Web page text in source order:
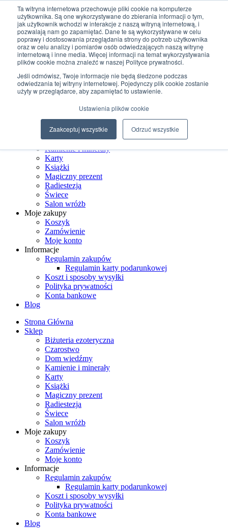
Ta witryna internetowa przechowuje pliki cookie na komputerze
użytkownika. Są one wykorzystywane do zbierania informacji o tym,
jak użytkownik wchodzi w interakcje z naszą witryną internetową, i
pozwalają nam go zapamiętać. Dane te są wykorzystywane w celu
poprawy i dostosowania przeglądania strony do potrzeb użytkownika
oraz w celu analizy i pomiarów osób odwiedzających naszą witrynę
internetową i inne media. Więcej informacji na temat wykorzystywania
plików cookie można znaleźć w naszej Polityce prywatności.
Jeśli odmówisz, Twoje informacje nie będą śledzone podczas
odwiedzania tej witryny internetowej. Pojedynczy plik cookie zostanie
użyty w przeglądarce, aby zapamiętać to ustawienie.
Ustawienia plików cookie
Zaakceptuj wszystkie Odrzuć wszystkie
Przejdź do treści
+48 507 498 341
sklep@ksiegarniamagiczna.pl
sklep internetowy 24h/7
Wyszukiwarka produktów
Biżuteria ezoteryczna
Czarostwo
Dom wiedźmy
Kamienie i minerały
Karty
Książki
Magiczny prezent
Radiestezja
Świece
Salon wróżb
Moje zakupy
Koszyk
Zamówienie
Moje konto
Informacje
Regulamin zakupów
Regulamin karty podarunkowej
Koszt i sposoby wysyłki
Polityka prywatności
Konta bankowe
Blog
Strona Główna
Sklep
Biżuteria ezoteryczna
Czarostwo
Dom wiedźmy
Kamienie i minerały
Karty
Książki
Magiczny prezent
Radiestezja
Świece
Salon wróżb
Moje zakupy
Koszyk
Zamówienie
Moje konto
Informacje
Regulamin zakupów
Regulamin karty podarunkowej
Koszt i sposoby wysyłki
Polityka prywatności
Konta bankowe
Blog